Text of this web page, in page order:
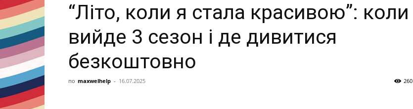
“Літо, коли я стала красивою”: коли
вийде 3 сезон і де дивитися
безкоштовно
по maxwelhelp - 16.07.2025 260